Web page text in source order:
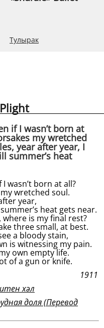
Тулырак
if I wasn’t born at
my wretched
year after year, I
summer’s heat
wasn’t born at all?
wretched soul.
year,
heat gets near.
is my final rest?
three small, at best.
a bloody stain,
is witnessing my pain.
own empty life.
of a gun or knife.
1911
хәл
доля (Перевод